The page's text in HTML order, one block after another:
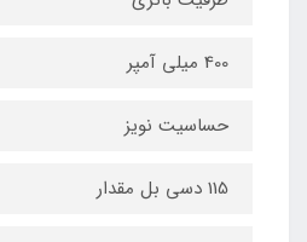
400 میلی آمپر
حساسیت نویز
115 دسی بل مقدار